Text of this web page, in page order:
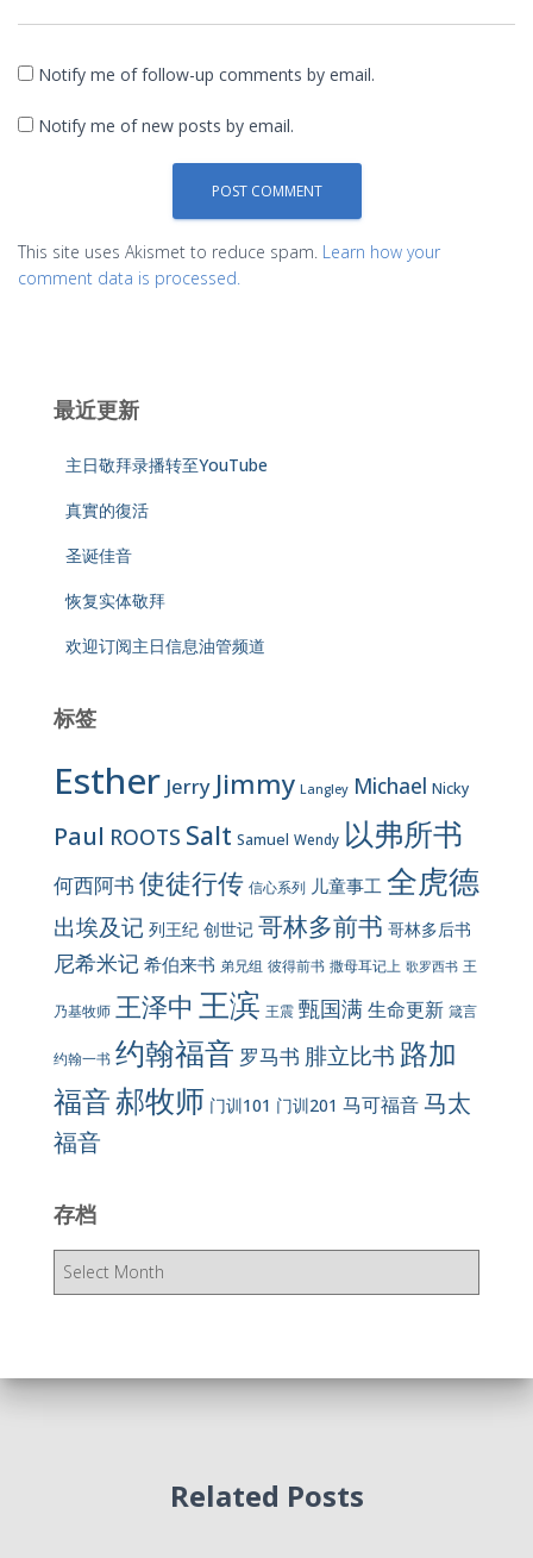
Notify me of follow-up comments by email.
Notify me of new posts by email.
This site uses Akismet to reduce spam. Learn how your
comment data is processed.
最近更新
主日敬拜录播转至YouTube
真實的復活
圣诞佳音
恢复实体敬拜
欢迎订阅主日信息油管频道
标签
Esther Jerry Jimmy Langley Michael Nicky
Paul ROOTS Salt Samuel Wendy 以弗所书
何西阿书 使徒行传 信心系列 儿童事工 全虎德
出埃及记 列王纪 创世记 哥林多前书 哥林多后书
尼希米记 希伯来书 弟兄组 彼得前书 撒母耳记上 歌罗西书 王
乃基牧师 王泽中 王滨 王震 甄国满生命更新 箴言
约翰一书 约翰福音 罗马书 腓立比书 路加
福音郝牧师 门训101 门训201 马可福音马太
福音
存档
存
Related Posts